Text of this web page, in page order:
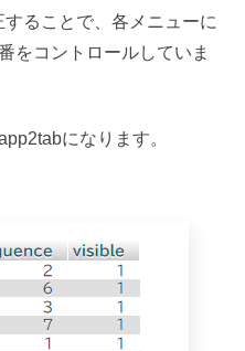
ることで、各メニューに
をコントロールしていま
になります。